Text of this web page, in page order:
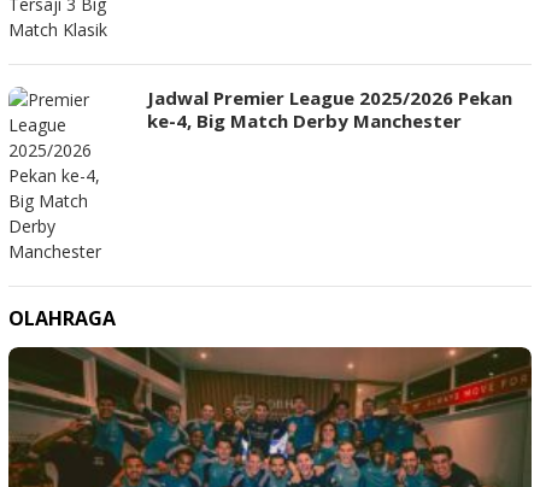
Jadwal Premier League 2025/2026 Pekan
ke-4, Big Match Derby Manchester
OLAHRAGA